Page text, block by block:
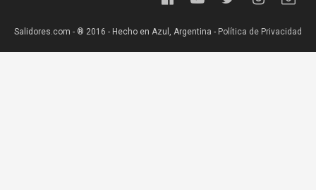
Salidores.com - ® 2016 - Hecho en Azul, Argentina - Política de Privacidad